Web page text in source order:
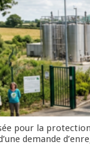
pour la
demande